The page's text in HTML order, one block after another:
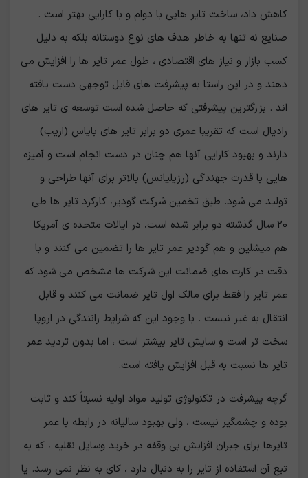
کاهش داد، ساخت تایر هایی با دوام و با کارایی بهتر است .
صنایع نه تنها به خاطر هدف های نوع دوستانه بلکه به دلیل
کسب بازار و نیاز های اقتصادی ، طول عمر تایر ها را افزایش می
دهند و در این راستا به پیشرفت های قابل توجهی دست یافته
اند . بزرگترین پیشرفتی که حاصل شده است توسعه ی تایر های
رادیال است که تقریبا عمری دو برابر تایر های بایاس (اریب)
دارند و بهبود کارایی آنها هم چنان در دست انجام است و آمیزه
هایی با قدرت جهندگی (رزیلیانس) بالاتر برای آنها طراحی و
تولید می شود. طبق تخمین شرکت گودیر، کارکرد تایر ها طی
20 سال گذشته دو برابر شده است، در ایالات متحده ی آمریکا
هم میشلین و هم گودیر عمر تایر ها را تضمین می کنند و با
دقت در کارت های ضمانت این شرکت ها مشخص می شود که
عمر تایر را فقط برای مالک اول تایر ضمانت می کنند و قابل
انتقال به غیر نیست . با وجود این که شرایط رانندگی در اروپا
سخت تر است و سایش تایر بیشتر است ، اما بدون تردید عمر
تایر ها نسبت به قبل افزایش یافته است.
گرچه پیشرفت در تکنولوژی تولید مواد اولیه نسبتاً کند و ثابت
بوده و چشمگیر نیست ، ولی بهبود سالیانه در رابطه با عمر
تایرها برای جبران افزایش بی وقفه در خرید وسایل نقلیه ، که به
تبع آن استفاده از تایر را به دنبال دارد ، کای به نظر نمی رسد. یا